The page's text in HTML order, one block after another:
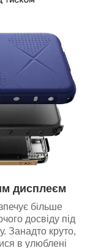
дисплеєм
більше
досвіду під
Занадто круто,
в улюблені